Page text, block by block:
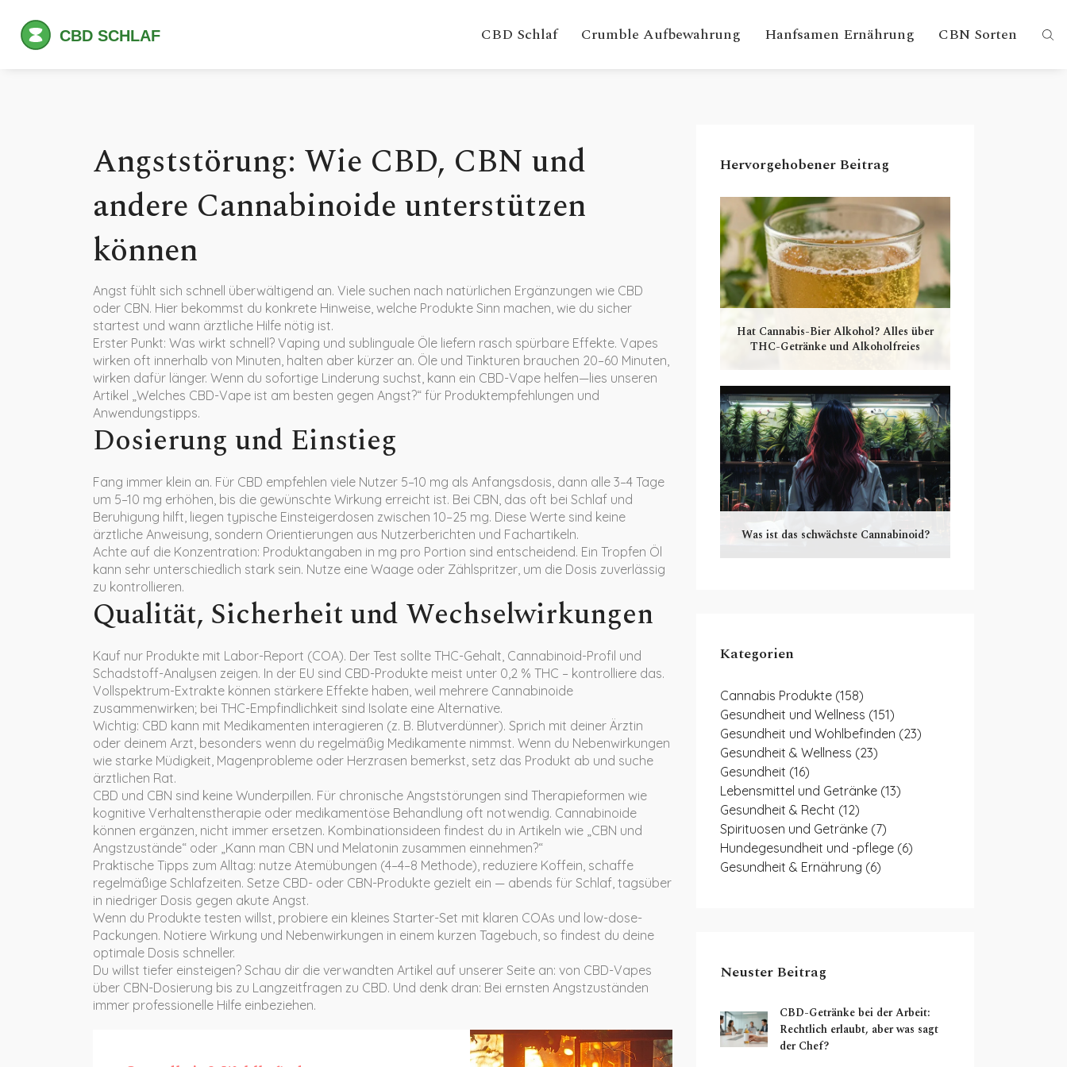
CBD Schlaf Crumble Aufbewahrung Hanfsamen Ernährung CBN Sorten
Angststörung: Wie CBD, CBN und
andere Cannabinoide unterstützen
können
Angst fühlt sich schnell überwältigend an. Viele suchen nach natürlichen Ergänzungen wie CBD
oder CBN. Hier bekommst du konkrete Hinweise, welche Produkte Sinn machen, wie du sicher
startest und wann ärztliche Hilfe nötig ist.
Erster Punkt: Was wirkt schnell? Vaping und sublinguale Öle liefern rasch spürbare Effekte. Vapes
wirken oft innerhalb von Minuten, halten aber kürzer an. Öle und Tinkturen brauchen 20–60 Minuten,
wirken dafür länger. Wenn du sofortige Linderung suchst, kann ein CBD-Vape helfen—lies unseren
Artikel „Welches CBD-Vape ist am besten gegen Angst?“ für Produktempfehlungen und
Anwendungstipps.
Dosierung und Einstieg
Fang immer klein an. Für CBD empfehlen viele Nutzer 5–10 mg als Anfangsdosis, dann alle 3–4 Tage
um 5–10 mg erhöhen, bis die gewünschte Wirkung erreicht ist. Bei CBN, das oft bei Schlaf und
Beruhigung hilft, liegen typische Einsteigerdosen zwischen 10–25 mg. Diese Werte sind keine
ärztliche Anweisung, sondern Orientierungen aus Nutzerberichten und Fachartikeln.
Achte auf die Konzentration: Produktangaben in mg pro Portion sind entscheidend. Ein Tropfen Öl
kann sehr unterschiedlich stark sein. Nutze eine Waage oder Zählspritzer, um die Dosis zuverlässig
zu kontrollieren.
Qualität, Sicherheit und Wechselwirkungen
Kauf nur Produkte mit Labor-Report (COA). Der Test sollte THC-Gehalt, Cannabinoid-Profil und
Schadstoff-Analysen zeigen. In der EU sind CBD-Produkte meist unter 0,2 % THC – kontrolliere das.
Vollspektrum-Extrakte können stärkere Effekte haben, weil mehrere Cannabinoide
zusammenwirken; bei THC-Empfindlichkeit sind Isolate eine Alternative.
Wichtig: CBD kann mit Medikamenten interagieren (z. B. Blutverdünner). Sprich mit deiner Ärztin
oder deinem Arzt, besonders wenn du regelmäßig Medikamente nimmst. Wenn du Nebenwirkungen
wie starke Müdigkeit, Magenprobleme oder Herzrasen bemerkst, setz das Produkt ab und suche
ärztlichen Rat.
CBD und CBN sind keine Wunderpillen. Für chronische Angststörungen sind Therapieformen wie
kognitive Verhaltenstherapie oder medikamentöse Behandlung oft notwendig. Cannabinoide
können ergänzen, nicht immer ersetzen. Kombinationsideen findest du in Artikeln wie „CBN und
Angstzustände“ oder „Kann man CBN und Melatonin zusammen einnehmen?“
Praktische Tipps zum Alltag: nutze Atemübungen (4–4–8 Methode), reduziere Koffein, schaffe
regelmäßige Schlafzeiten. Setze CBD- oder CBN-Produkte gezielt ein — abends für Schlaf, tagsüber
in niedriger Dosis gegen akute Angst.
Wenn du Produkte testen willst, probiere ein kleines Starter-Set mit klaren COAs und low-dose-
Packungen. Notiere Wirkung und Nebenwirkungen in einem kurzen Tagebuch, so findest du deine
optimale Dosis schneller.
Du willst tiefer einsteigen? Schau dir die verwandten Artikel auf unserer Seite an: von CBD-Vapes
über CBN-Dosierung bis zu Langzeitfragen zu CBD. Und denk dran: Bei ernsten Angstzuständen
immer professionelle Hilfe einbeziehen.
Hervorgehobener Beitrag
Hat Cannabis-Bier Alkohol? Alles über
THC-Getränke und Alkoholfreies
Was ist das schwächste Cannabinoid?
Kategorien
Cannabis Produkte (158)
Gesundheit und Wellness (151)
Gesundheit und Wohlbefinden (23)
Gesundheit & Wellness (23)
Gesundheit (16)
Lebensmittel und Getränke (13)
Gesundheit & Recht (12)
Spirituosen und Getränke (7)
Hundegesundheit und -pflege (6)
Gesundheit & Ernährung (6)
Neuster Beitrag
CBD-Getränke bei der Arbeit:
Rechtlich erlaubt, aber was sagt
der Chef?